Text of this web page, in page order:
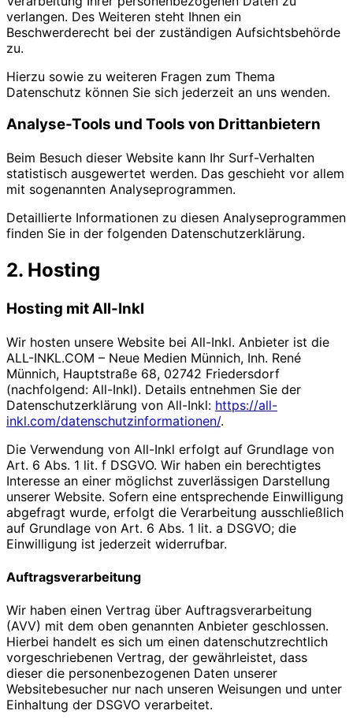
verlangen. Des Weiteren steht Ihnen ein
Beschwerderecht bei der zuständigen Aufsichtsbehörde
zu.
Hierzu sowie zu weiteren Fragen zum Thema
Datenschutz können Sie sich jederzeit an uns wenden.
Analyse-Tools und Tools von Dritt­anbietern
Beim Besuch dieser Website kann Ihr Surf-Verhalten
statistisch ausgewertet werden. Das geschieht vor allem
mit sogenannten Analyseprogrammen.
Detaillierte Informationen zu diesen Analyseprogrammen
finden Sie in der folgenden Datenschutzerklärung.
2. Hosting
Hosting mit All-Inkl
Wir hosten unsere Website bei All-Inkl. Anbieter ist die
ALL-INKL.COM – Neue Medien Münnich, Inh. René
Münnich, Hauptstraße 68, 02742 Friedersdorf
(nachfolgend: All-Inkl). Details entnehmen Sie der
Datenschutzerklärung von All-Inkl: https://all-
inkl.com/datenschutzinformationen/.
Die Verwendung von All-Inkl erfolgt auf Grundlage von
Art. 6 Abs. 1 lit. f DSGVO. Wir haben ein berechtigtes
Interesse an einer möglichst zuverlässigen Darstellung
unserer Website. Sofern eine entsprechende Einwilligung
abgefragt wurde, erfolgt die Verarbeitung ausschließlich
auf Grundlage von Art. 6 Abs. 1 lit. a DSGVO; die
Einwilligung ist jederzeit widerrufbar.
Auftragsverarbeitung
Wir haben einen Vertrag über Auftragsverarbeitung
(AVV) mit dem oben genannten Anbieter geschlossen.
Hierbei handelt es sich um einen datenschutzrechtlich
vorgeschriebenen Vertrag, der gewährleistet, dass
dieser die personenbezogenen Daten unserer
Websitebesucher nur nach unseren Weisungen und unter
Einhaltung der DSGVO verarbeitet.